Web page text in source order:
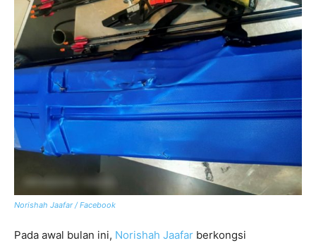
Norishah Jaafar / Facebook
Pada awal bulan ini, Norishah Jaafar berkongsi